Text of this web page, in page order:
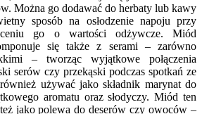
Można go dodawać do herbaty lub kawy
sposób na osłodzenie napoju przy
go o wartości odżywcze. Miód
się także z serami – zarówno
– tworząc wyjątkowe połączenia
serów czy przekąski podczas spotkań ze
używać jako składnik marynat do
aromatu oraz słodyczy. Miód ten
jako polewa do deserów czy owoców –